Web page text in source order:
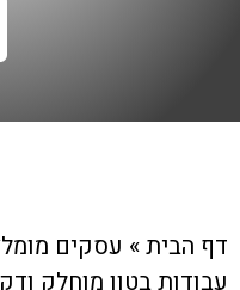
דף הבית» עסקים
עבודות בטון מוחלק